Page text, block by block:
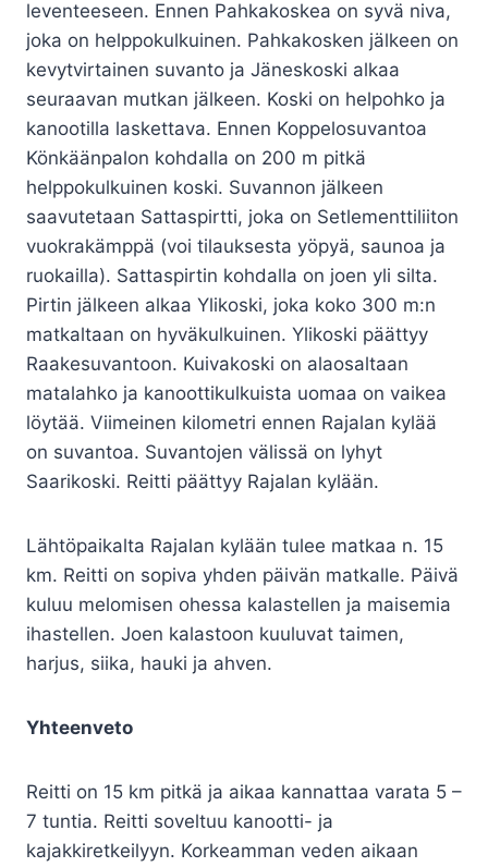
leventeeseen. Ennen Pahkakoskea on syvä niva,
joka on helppokulkuinen. Pahkakosken jälkeen on
kevytvirtainen suvanto ja Jäneskoski alkaa
seuraavan mutkan jälkeen. Koski on helpohko ja
kanootilla laskettava. Ennen Koppelosuvantoa
Könkäänpalon kohdalla on 200 m pitkä
helppokulkuinen koski. Suvannon jälkeen
saavutetaan Sattaspirtti, joka on Setlementtiliiton
vuokrakämppä (voi tilauksesta yöpyä, saunoa ja
ruokailla). Sattaspirtin kohdalla on joen yli silta.
Pirtin jälkeen alkaa Ylikoski, joka koko 300 m:n
matkaltaan on hyväkulkuinen. Ylikoski päättyy
Raakesuvantoon. Kuivakoski on alaosaltaan
matalahko ja kanoottikulkuista uomaa on vaikea
löytää. Viimeinen kilometri ennen Rajalan kylää
on suvantoa. Suvantojen välissä on lyhyt
Saarikoski. Reitti päättyy Rajalan kylään.
Lähtöpaikalta Rajalan kylään tulee matkaa n. 15
km. Reitti on sopiva yhden päivän matkalle. Päivä
kuluu melomisen ohessa kalastellen ja maisemia
ihastellen. Joen kalastoon kuuluvat taimen,
harjus, siika, hauki ja ahven.
Yhteenveto
Reitti on 15 km pitkä ja aikaa kannattaa varata 5 –
7 tuntia. Reitti soveltuu kanootti- ja
kajakkiretkeilyyn. Korkeamman veden aikaan